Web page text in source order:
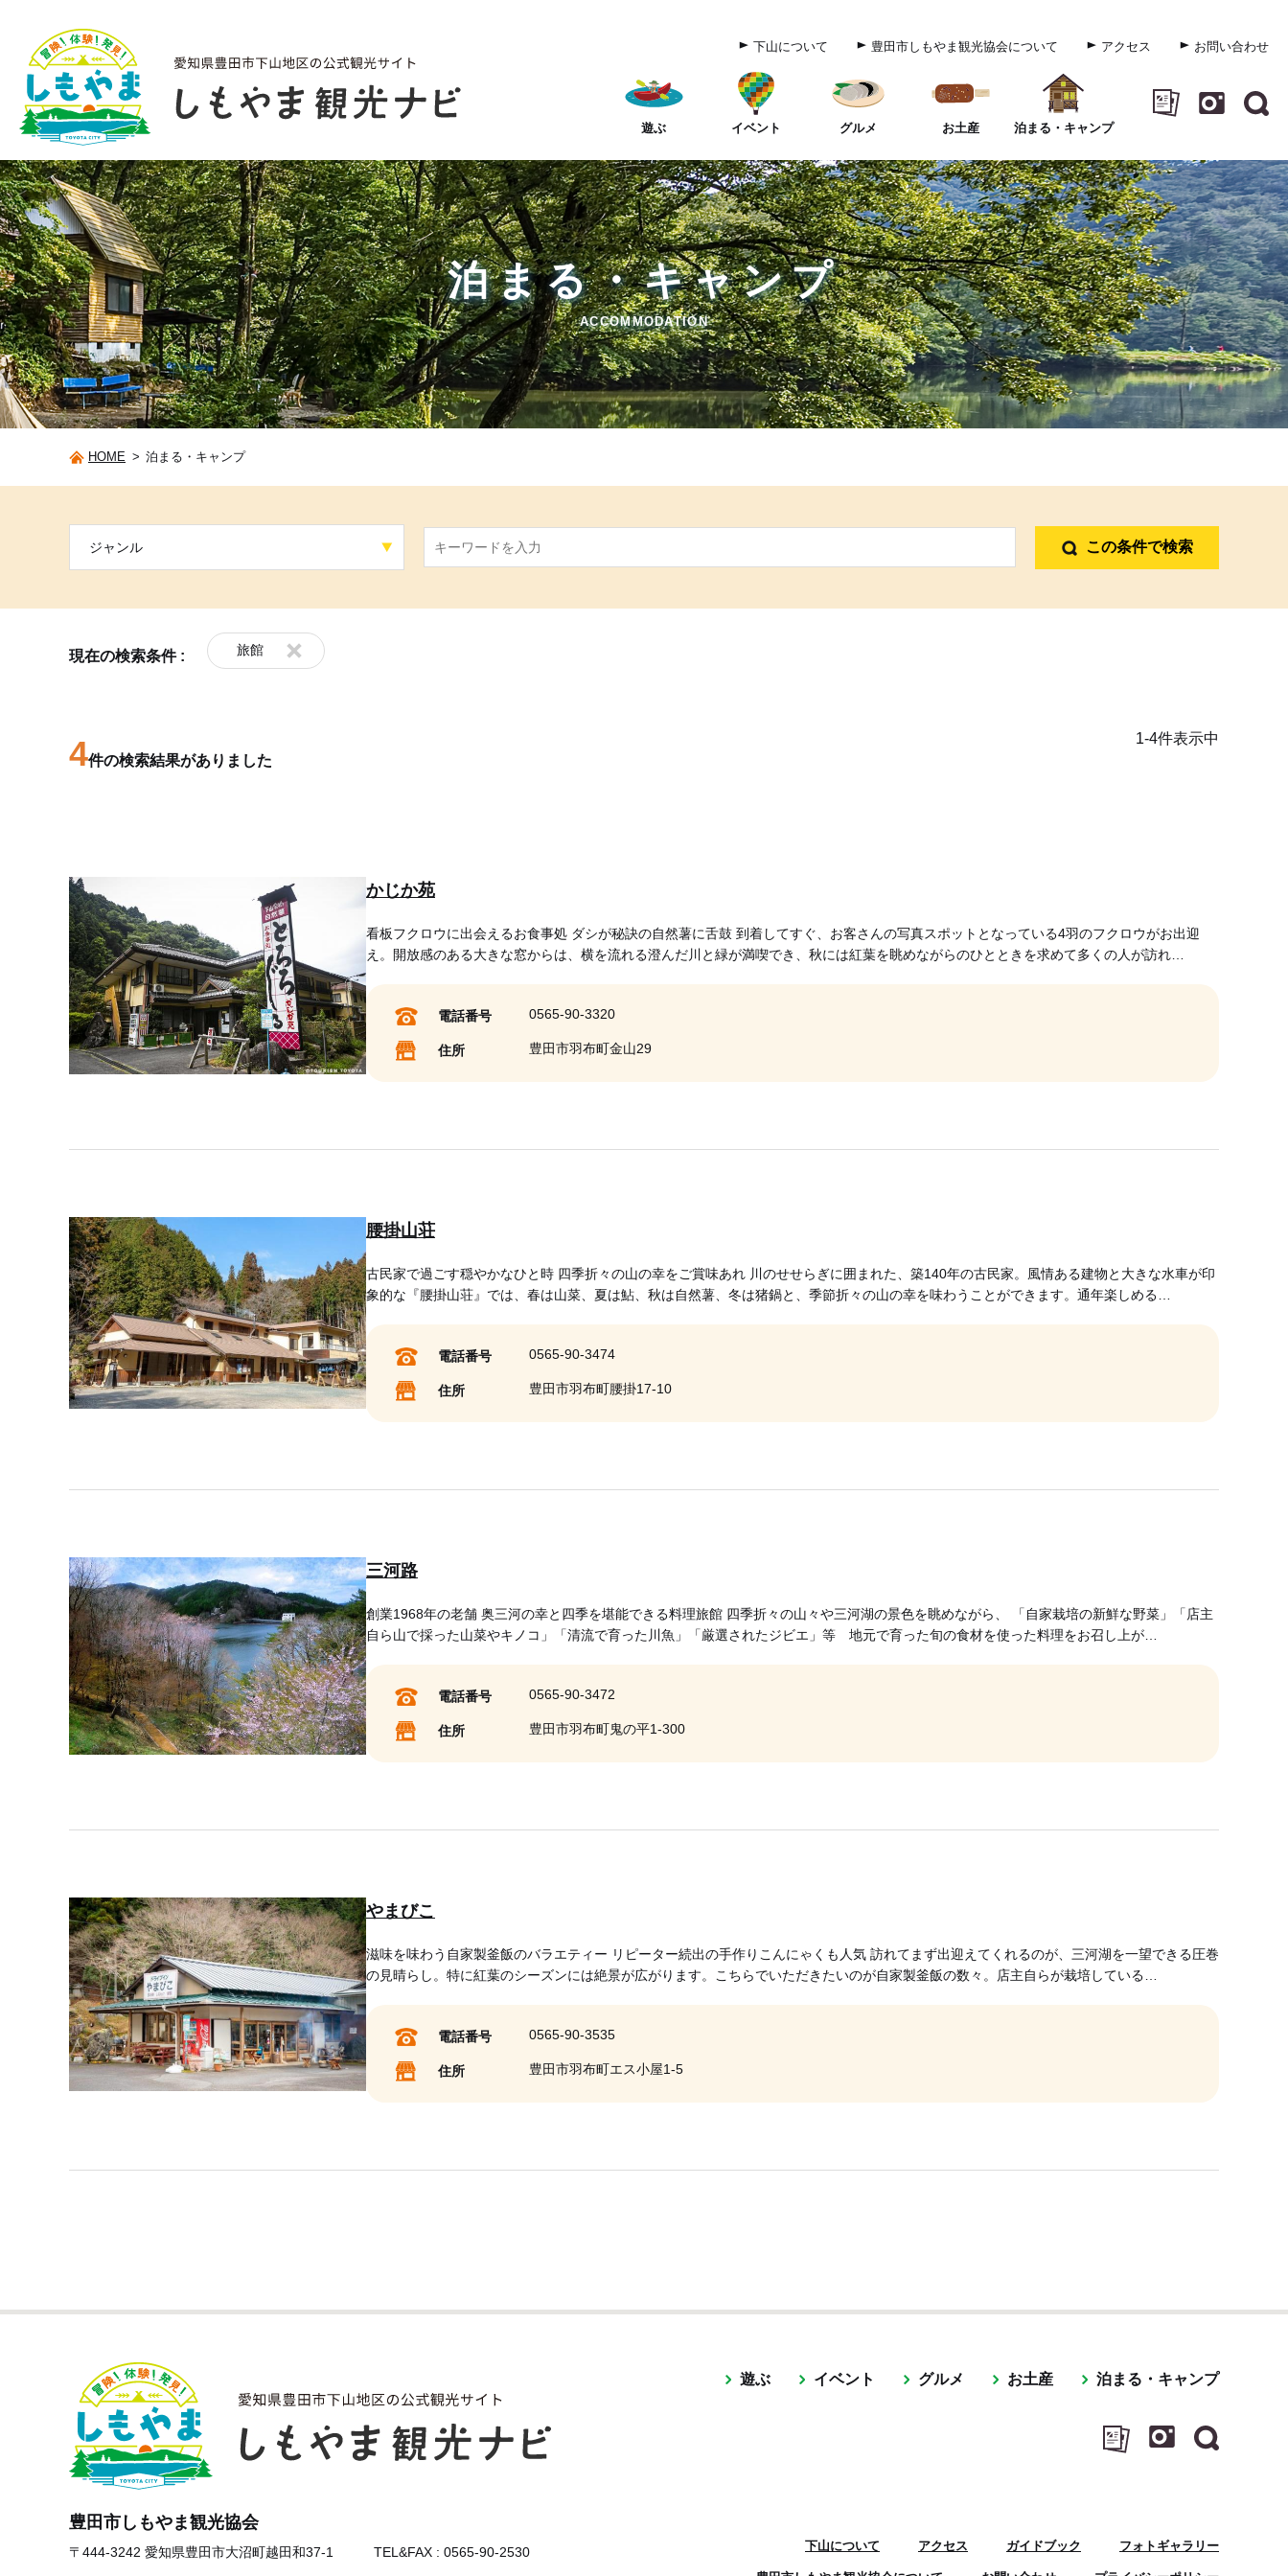
下山について 豊田市しもやま観光協会について アクセス お問い合わせ
遊ぶ イベント グルメ お土産 泊まる・キャンプ
泊まる・キャンプ
ACCOMMODATION
HOME > 泊まる・キャンプ
ジャンル この条件で検索
現在の検索条件 : 旅館
4件の検索結果がありました
1-4件表示中
かじか苑
看板フクロウに出会えるお食事処 ダシが秘訣の自然薯に舌鼓 到着してすぐ、お客さんの写真スポットとなっている4羽のフクロウがお出迎
え。開放感のある大きな窓からは、横を流れる澄んだ川と緑が満喫でき、秋には紅葉を眺めながらのひとときを求めて多くの人が訪れ…
電話番号 0565-90-3320
住所 豊田市羽布町金山29
腰掛山荘
古民家で過ごす穏やかなひと時 四季折々の山の幸をご賞味あれ 川のせせらぎに囲まれた、築140年の古民家。風情ある建物と大きな水車が印
象的な『腰掛山荘』では、春は山菜、夏は鮎、秋は自然薯、冬は猪鍋と、季節折々の山の幸を味わうことができます。通年楽しめる…
電話番号 0565-90-3474
住所 豊田市羽布町腰掛17-10
三河路
創業1968年の老舗 奥三河の幸と四季を堪能できる料理旅館 四季折々の山々や三河湖の景色を眺めながら、 「自家栽培の新鮮な野菜」「店主
自ら山で採った山菜やキノコ」「清流で育った川魚」「厳選されたジビエ」等 地元で育った旬の食材を使った料理をお召し上が…
電話番号 0565-90-3472
住所 豊田市羽布町鬼の平1-300
やまびこ
滋味を味わう自家製釜飯のバラエティー リピーター続出の手作りこんにゃくも人気 訪れてまず出迎えてくれるのが、三河湖を一望できる圧巻
の見晴らし。特に紅葉のシーズンには絶景が広がります。こちらでいただきたいのが自家製釜飯の数々。店主自らが栽培している…
電話番号 0565-90-3535
住所 豊田市羽布町エス小屋1-5
豊田市しもやま観光協会
〒444-3242 愛知県豊田市大沼町越田和37-1 TEL&FAX : 0565-90-2530
遊ぶ イベント グルメ お土産 泊まる・キャンプ
下山について アクセス ガイドブック フォトギャラリー